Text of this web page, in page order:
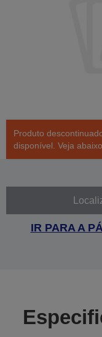
Produto
disponível. Veja
IR PARA A